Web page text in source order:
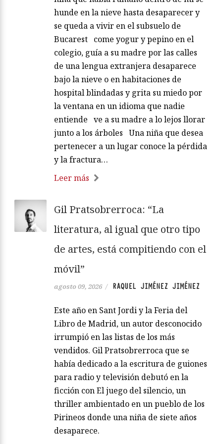
hunde en la nieve hasta desaparecer y
se queda a vivir en el subsuelo de
Bucarest come yogur y pepino en el
colegio, guía a su madre por las calles
de una lengua extranjera desaparece
bajo la nieve o en habitaciones de
hospital blindadas y grita su miedo por
la ventana en un idioma que nadie
entiende ve a su madre a lo lejos llorar
junto a los árboles Una niña que desea
pertenecer a un lugar conoce la pérdida
y la fractura…
Leer más
Gil Pratsobrerroca: “La
literatura, al igual que otro tipo
de artes, está compitiendo con el
móvil”
agosto 09, 2026 / RAQUEL JIMÉNEZ JIMÉNEZ
Este año en Sant Jordi y la Feria del
Libro de Madrid, un autor desconocido
irrumpió en las listas de los más
vendidos. Gil Pratsobrerroca que se
había dedicado a la escritura de guiones
para radio y televisión debutó en la
ficción con El juego del silencio, un
thriller ambientado en un pueblo de los
Pirineos donde una niña de siete años
desaparece.